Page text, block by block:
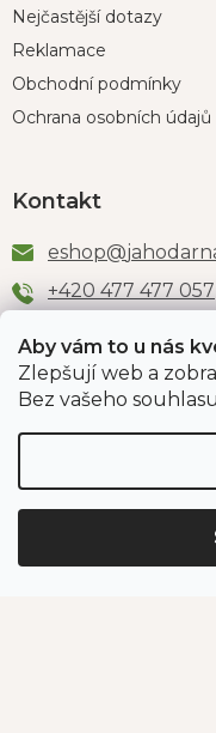
Aby vám to u nás
Zlepšují web a
Bez vašeho
Nejčastější dotazy
Reklamace
Obchodní podmínky
Ochrana osobních údajů
Kontakt
eshop@
+420 477 477 057
Odběr newsletteru
PŘIHLÁSIT SE